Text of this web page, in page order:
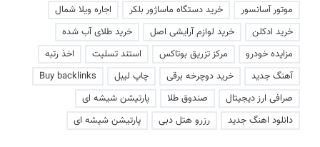
موتور آسانسور خرید دستگاه ماساژور بلکر
اجاره ویلا شمال
خرید ادکلن
خرید لوازم آرایشی اصل
خرید طلای آب شده
مزایده خودرو
مرکز تزریق بوتاکس استند تسلیت
اخذ رتبه
آهنگ جدید
خرید دوچرخه برقی چاپ لیبل
Buy backlinks
صرافی ارز دیجیتال
صندوق طلا
پارتیشن شیشه ای
دانلود اهنگ جدید
رزرو هتل دبی پارتیشن شیشه ای